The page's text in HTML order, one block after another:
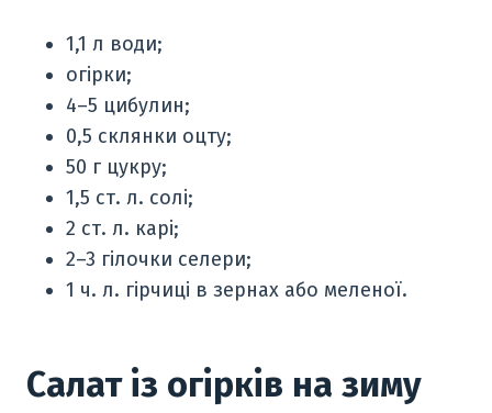
1,1 л води;
огірки;
4–5 цибулин;
0,5 склянки оцту;
50 г цукру;
1,5 ст. л. солі;
2 ст. л. карі;
2–3 гілочки селери;
1 ч. л. гірчиці в зернах або меленої.
Салат із огірків на зиму